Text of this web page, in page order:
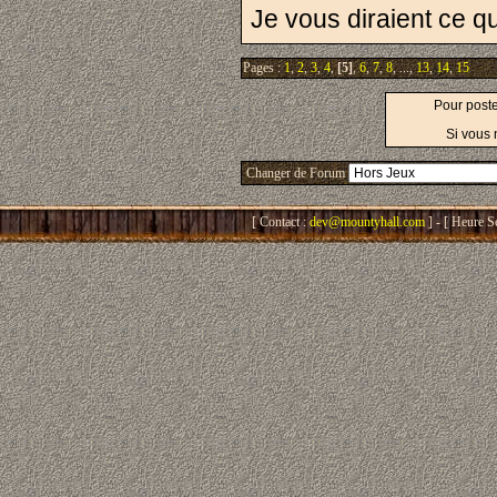
Je vous diraient ce
Pages :1,2,3,4,[5],6,7,8, ...,13,14,15
Pour
Si vous
Changer de Forum
[ Contact : dev@mountyhall.com ] - [ Heure